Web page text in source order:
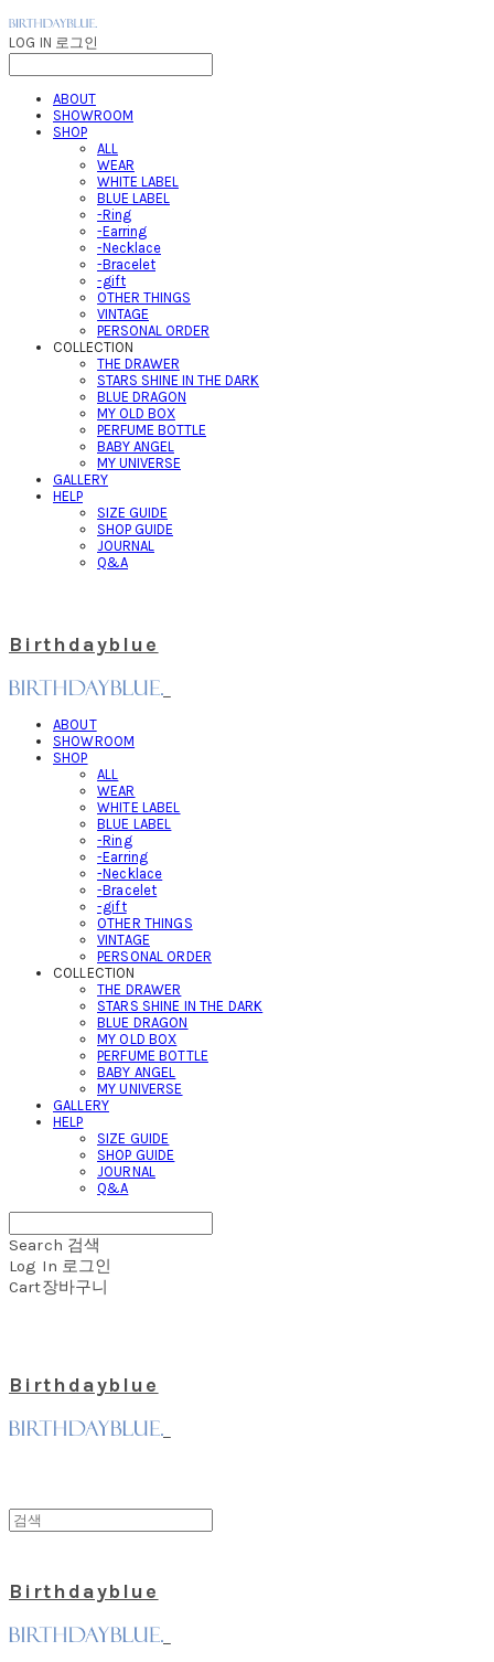
LOG IN 로그인
ABOUT
SHOWROOM
SHOP
ALL
WEAR
WHITE LABEL
BLUE LABEL
-Ring
-Earring
-Necklace
-Bracelet
-gift
OTHER THINGS
VINTAGE
PERSONAL ORDER
COLLECTION
THE DRAWER
STARS SHINE IN THE DARK
BLUE DRAGON
MY OLD BOX
PERFUME BOTTLE
BABY ANGEL
MY UNIVERSE
GALLERY
HELP
SIZE GUIDE
SHOP GUIDE
JOURNAL
Q&A
Birthdayblue
ABOUT
SHOWROOM
SHOP
ALL
WEAR
WHITE LABEL
BLUE LABEL
-Ring
-Earring
-Necklace
-Bracelet
-gift
OTHER THINGS
VINTAGE
PERSONAL ORDER
COLLECTION
THE DRAWER
STARS SHINE IN THE DARK
BLUE DRAGON
MY OLD BOX
PERFUME BOTTLE
BABY ANGEL
MY UNIVERSE
GALLERY
HELP
SIZE GUIDE
SHOP GUIDE
JOURNAL
Q&A
Search 검색
Log In 로그인
Cart장바구니
Birthdayblue
Birthdayblue